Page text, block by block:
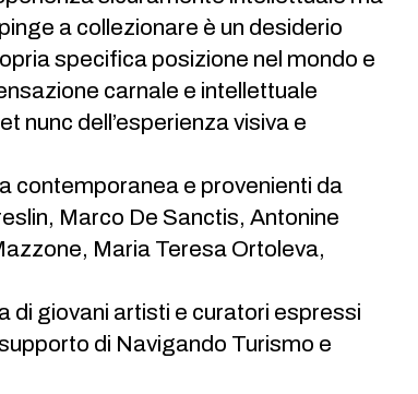
a collezionare è un desiderio
specifica posizione nel mondo e
carnale e intellettuale
nunc dell’esperienza visiva e
contemporanea e provenienti da
Marco De Sanctis, Antonine
Maria Teresa Ortoleva,
di giovani artisti e curatori espressi
di Navigando Turismo e